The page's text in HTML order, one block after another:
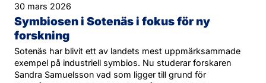
30 mars 2026
Symbiosen i Sotenäs i fokus för ny
forskning
Sotenäs har blivit ett av landets mest uppmärksammade
exempel på industriell symbios. Nu studerar forskaren
Sandra Samuelsson vad som ligger till grund för